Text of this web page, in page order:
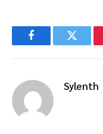
FacebookTwitter
Sylenth